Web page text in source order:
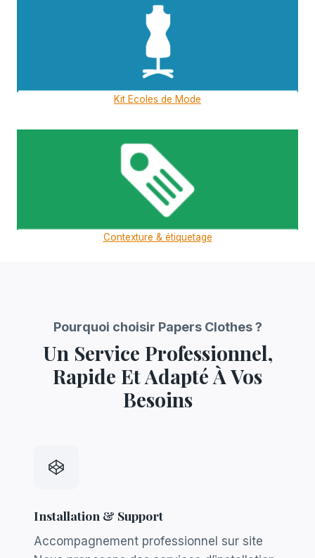
Kit Ecoles de Mode
Contexture & étiquetage
Pourquoi choisir Papers Clothes ?
Un Service Professionnel,
Rapide Et Adapté À Vos
Besoins
Installation & Support
Accompagnement professionnel sur site